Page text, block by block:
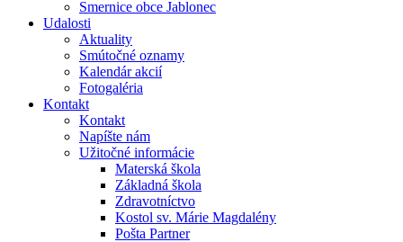
Smernice obce Jablonec
Udalosti
Aktuality
Smútočné oznamy
Kalendár akcií
Fotogaléria
Kontakt
Kontakt
Napíšte nám
Užitočné informácie
Materská škola
Základná škola
Zdravotníctvo
Kostol sv. Márie Magdalény
Pošta Partner